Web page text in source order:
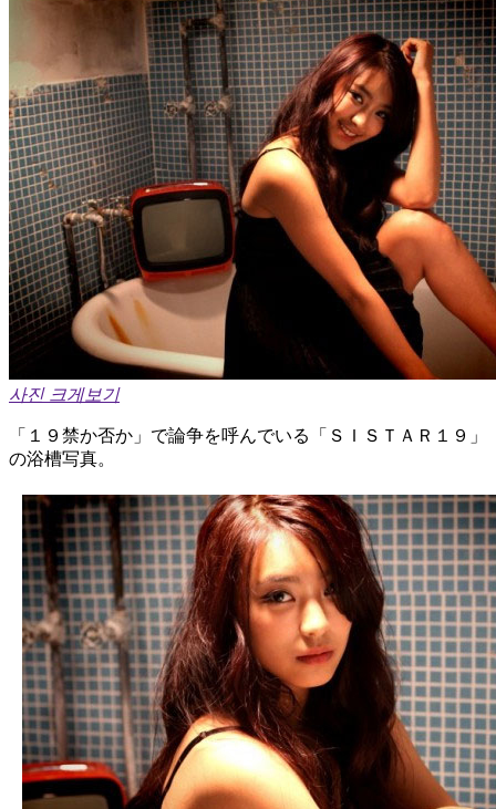
사진 크게보기
「１９禁か否か」で論争を呼んでいる「ＳＩＳＴＡＲ１９」
の浴槽写真。